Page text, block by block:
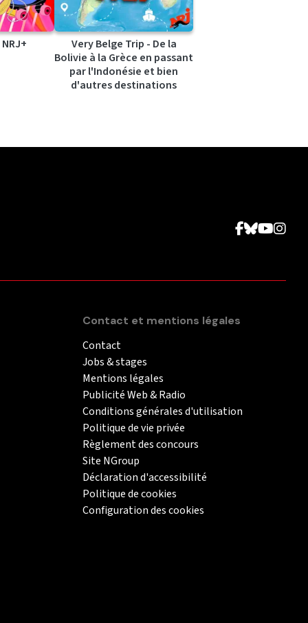
Very Belge Trip - De la
Bolivie à la Grèce en passant
par l'Indonésie et bien
d'autres destinations
Contact et mentions légales
Contact
Jobs & stages
Mentions légales
Publicité Web & Radio
Conditions générales d'utilisation
Politique de vie privée
Règlement des concours
Site NGroup
Déclaration d'accessibilité
Politique de cookies
Configuration des cookies